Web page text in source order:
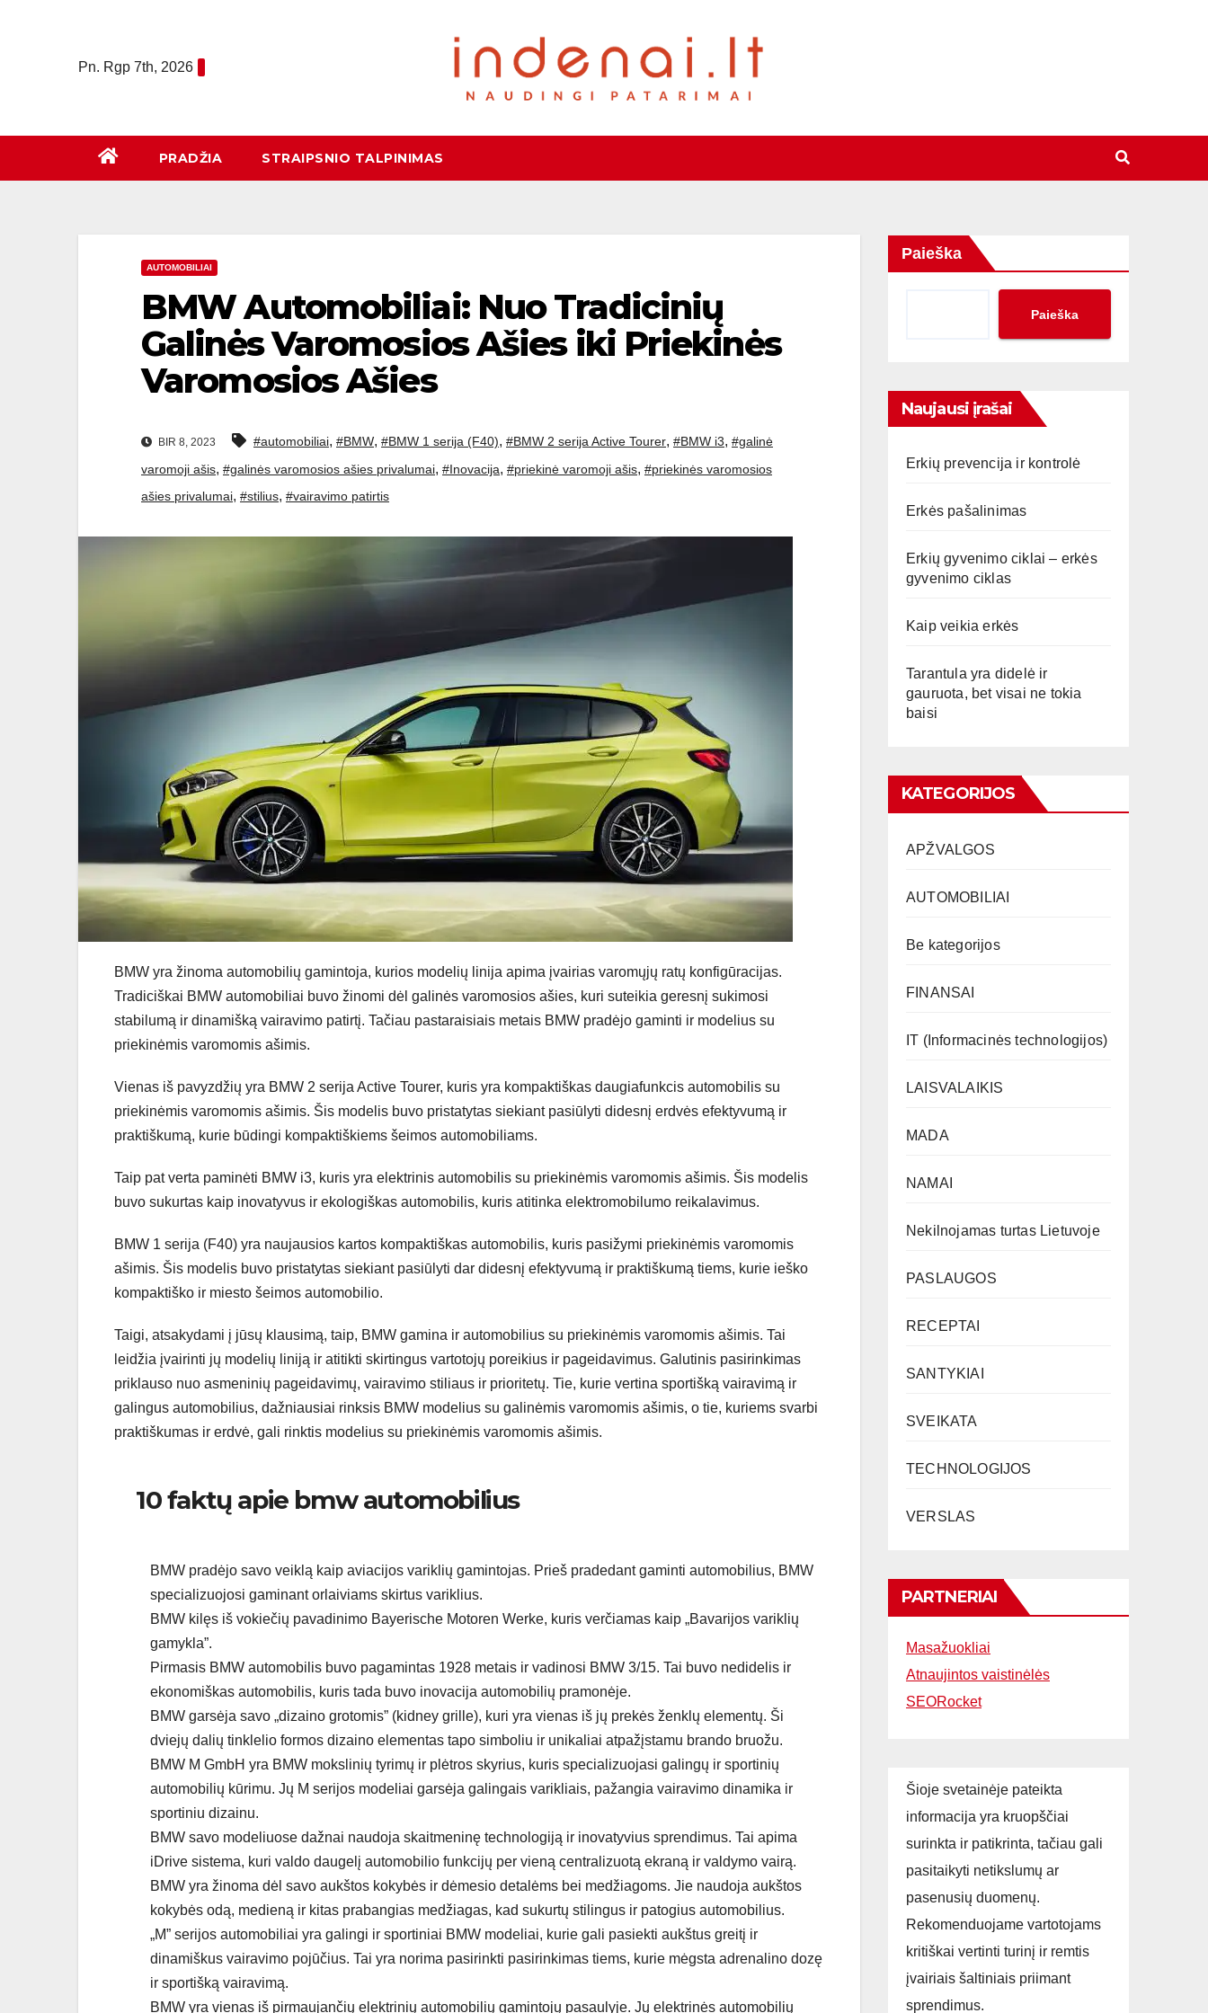
Pn. Rgp 7th, 2026
PRADŽIA STRAIPSNIO TALPINIMAS
AUTOMOBILIAI
BMW Automobiliai: Nuo Tradicinių
Galinės Varomosios Ašies iki Priekinės
Varomosios Ašies
BIR 8, 2023 #automobiliai, #BMW, #BMW 1 serija (F40), #BMW 2 serija Active Tourer, #BMW i3, #galinė
varomoji ašis, #galinės varomosios ašies privalumai, #Inovacija, #priekinė varomoji ašis, #priekinės varomosios
ašies privalumai, #stilius, #vairavimo patirtis
BMW yra žinoma automobilių gamintoja, kurios modelių linija apima įvairias varomųjų ratų konfigūracijas.
Tradiciškai BMW automobiliai buvo žinomi dėl galinės varomosios ašies, kuri suteikia geresnį sukimosi
stabilumą ir dinamišką vairavimo patirtį. Tačiau pastaraisiais metais BMW pradėjo gaminti ir modelius su
priekinėmis varomomis ašimis.
Vienas iš pavyzdžių yra BMW 2 serija Active Tourer, kuris yra kompaktiškas daugiafunkcis automobilis su
priekinėmis varomomis ašimis. Šis modelis buvo pristatytas siekiant pasiūlyti didesnį erdvės efektyvumą ir
praktiškumą, kurie būdingi kompaktiškiems šeimos automobiliams.
Taip pat verta paminėti BMW i3, kuris yra elektrinis automobilis su priekinėmis varomomis ašimis. Šis modelis
buvo sukurtas kaip inovatyvus ir ekologiškas automobilis, kuris atitinka elektromobilumo reikalavimus.
BMW 1 serija (F40) yra naujausios kartos kompaktiškas automobilis, kuris pasižymi priekinėmis varomomis
ašimis. Šis modelis buvo pristatytas siekiant pasiūlyti dar didesnį efektyvumą ir praktiškumą tiems, kurie ieško
kompaktiško ir miesto šeimos automobilio.
Taigi, atsakydami į jūsų klausimą, taip, BMW gamina ir automobilius su priekinėmis varomomis ašimis. Tai
leidžia įvairinti jų modelių liniją ir atitikti skirtingus vartotojų poreikius ir pageidavimus. Galutinis pasirinkimas
priklauso nuo asmeninių pageidavimų, vairavimo stiliaus ir prioritetų. Tie, kurie vertina sportišką vairavimą ir
galingus automobilius, dažniausiai rinksis BMW modelius su galinėmis varomomis ašimis, o tie, kuriems svarbi
praktiškumas ir erdvė, gali rinktis modelius su priekinėmis varomomis ašimis.
10 faktų apie bmw automobilius
BMW pradėjo savo veiklą kaip aviacijos variklių gamintojas. Prieš pradedant gaminti automobilius, BMW
specializuojosi gaminant orlaiviams skirtus variklius.
BMW kilęs iš vokiečių pavadinimo Bayerische Motoren Werke, kuris verčiamas kaip „Bavarijos variklių
gamykla”.
Pirmasis BMW automobilis buvo pagamintas 1928 metais ir vadinosi BMW 3/15. Tai buvo nedidelis ir
ekonomiškas automobilis, kuris tada buvo inovacija automobilių pramonėje.
BMW garsėja savo „dizaino grotomis” (kidney grille), kuri yra vienas iš jų prekės ženklų elementų. Ši
dviejų dalių tinklelio formos dizaino elementas tapo simboliu ir unikaliai atpažįstamu brando bruožu.
BMW M GmbH yra BMW mokslinių tyrimų ir plėtros skyrius, kuris specializuojasi galingų ir sportinių
automobilių kūrimu. Jų M serijos modeliai garsėja galingais varikliais, pažangia vairavimo dinamika ir
sportiniu dizainu.
BMW savo modeliuose dažnai naudoja skaitmeninę technologiją ir inovatyvius sprendimus. Tai apima
iDrive sistema, kuri valdo daugelį automobilio funkcijų per vieną centralizuotą ekraną ir valdymo vairą.
BMW yra žinoma dėl savo aukštos kokybės ir dėmesio detalėms bei medžiagoms. Jie naudoja aukštos
kokybės odą, medieną ir kitas prabangias medžiagas, kad sukurtų stilingus ir patogius automobilius.
„M” serijos automobiliai yra galingi ir sportiniai BMW modeliai, kurie gali pasiekti aukštus greitį ir
dinamiškus vairavimo pojūčius. Tai yra norima pasirinkti pasirinkimas tiems, kurie mėgsta adrenalino dozę
ir sportišką vairavimą.
BMW yra vienas iš pirmaujančių elektrinių automobilių gamintojų pasaulyje. Jų elektrinės automobilių
Paieška
Paieška
Naujausi įrašai
Erkių prevencija ir kontrolė
Erkės pašalinimas
Erkių gyvenimo ciklai – erkės
gyvenimo ciklas
Kaip veikia erkės
Tarantula yra didelė ir
gauruota, bet visai ne tokia
baisi
KATEGORIJOS
APŽVALGOS
AUTOMOBILIAI
Be kategorijos
FINANSAI
IT (Informacinės technologijos)
LAISVALAIKIS
MADA
NAMAI
Nekilnojamas turtas Lietuvoje
PASLAUGOS
RECEPTAI
SANTYKIAI
SVEIKATA
TECHNOLOGIJOS
VERSLAS
PARTNERIAI
Masažuokliai
Atnaujintos vaistinėlės
SEORocket
Šioje svetainėje pateikta
informacija yra kruopščiai
surinkta ir patikrinta, tačiau gali
pasitaikyti netikslumų ar
pasenusių duomenų.
Rekomenduojame vartotojams
kritiškai vertinti turinį ir remtis
įvairiais šaltiniais priimant
sprendimus.